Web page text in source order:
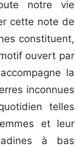
notre vie
cette note de
constituent,
ouvert par
la
inconnues
telles
et leur
à bas